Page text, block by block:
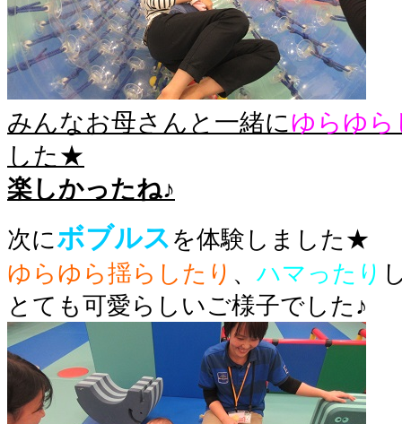
みんなお母さんと一緒にゆらゆら
した★
楽しかったね♪
次にボブルス を体験しました★
ゆらゆら揺らしたり 、 ハマったり
とても可愛らしいご様子でした♪